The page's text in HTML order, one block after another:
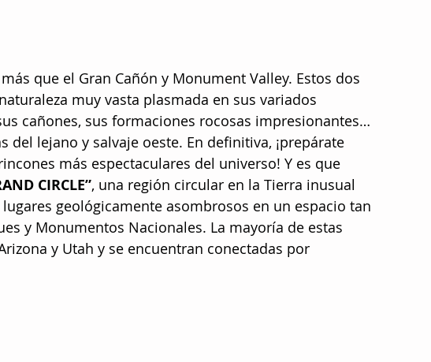
que el Gran Cañón y Monument Valley. Estos dos
muy vasta plasmada en sus variados
cañones, sus formaciones rocosas impresionantes…
del lejano y salvaje oeste. En definitiva, ¡prepárate
más espectaculares del universo! Y es que
CIRCLE”, una región circular en la Tierra inusual
geológicamente asombrosos en un espacio tan
y Monumentos Nacionales. La mayoría de estas
y Utah y se encuentran conectadas por